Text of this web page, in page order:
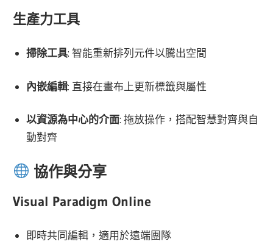
生產力工具
掃除工具: 智能重新排列元件以騰出空間
內嵌編輯: 直接在畫布上更新標籤與屬性
以資源為中心的介面: 拖放操作，搭配智慧對齊與自
動對齊
協作與分享
Visual Paradigm Online
即時共同編輯，適用於遠端團隊